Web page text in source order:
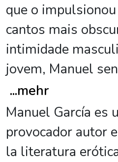
que o
cantos mais
intimidade
jovem, Manuel
...mehr
Manuel García es
provocador autor
la literatura